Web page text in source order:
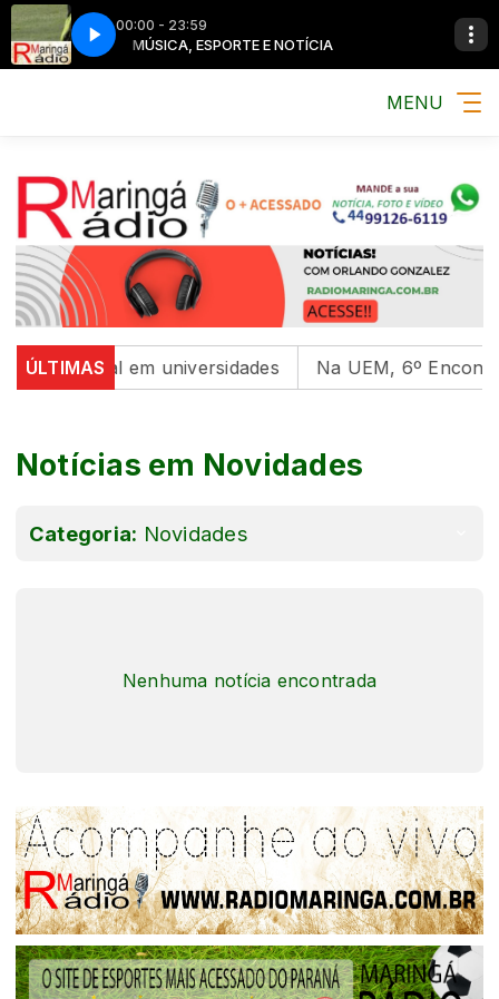
00:00 - 23:59
MÚSICA, ESPORTE E NOTÍCIA
MENU
ÚLTIMAS
mental em universidades Na UEM, 6º
Notícias em Novidades
Categoria: Novidades
Nenhuma notícia encontrada